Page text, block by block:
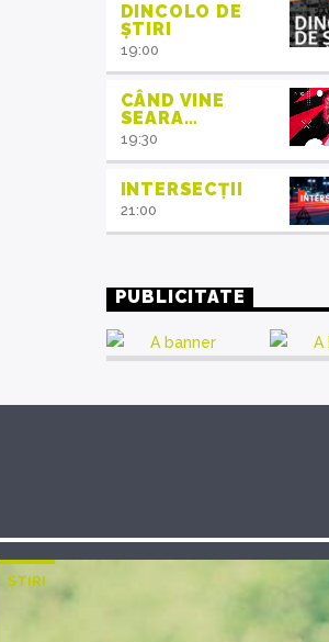
DINCOLO DE
ȘTIRI
19:00
CÂND VINE
SEARA…
19:30
INTERSECȚII
21:00
PUBLICITATE
ȘTIRI